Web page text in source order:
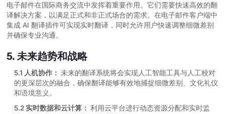
电子邮件在国际商务交流中发挥着重要作用。它们需要快速高效的翻
译解决方案，以满足正式和非正式场合的需求。在电子邮件客户端中
集成 AI 翻译插件可实现实时翻译，同时允许用户快速调整细微差别
并确保专业沟通。
5. 未来趋势和战略
5.1 人机协作： 未来的翻译系统将会实现人工智能工具与人工校对
的更深层次的融合，确保翻译能够有效地捕捉细微差别、文化礼仪
和语境意义。
5.2 实时数据和云计算： 利用云平台进行动态资源分配和实时监